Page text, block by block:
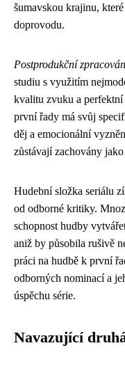
šumavskou krajinu,
doprovodu.
Postprodukční
studiu s využitím
kvalitu zvuku a perfektní
první řady má svůj
děj a emocionální
zůstávají zachovány
Hudební složka seriálu
od odborné kritiky.
schopnost hudby
aniž by působila rušivě
práci na hudbě k první
odborných nominací a
úspěchu série.
Navazující